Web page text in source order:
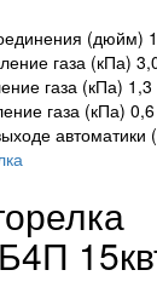
(дюйм)
газа (кПа)
газа (кПа) 1,3
газа (кПа) 0,6
автоматики